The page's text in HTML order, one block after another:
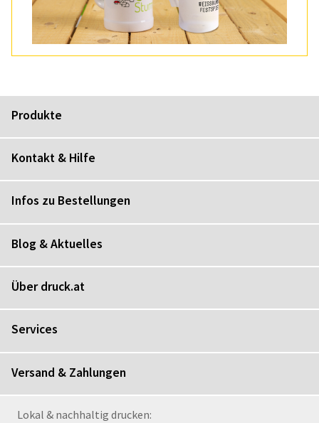
Produkte
Kontakt & Hilfe
Infos zu Bestellungen
Blog & Aktuelles
Über druck.at
Services
Versand & Zahlungen
Lokal & nachhaltig drucken: